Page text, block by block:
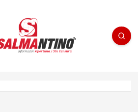
- medios/noticias/editorial